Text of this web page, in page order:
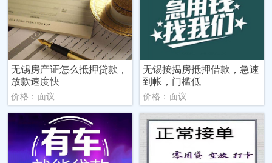
无锡房产证怎么抵押贷款，
放款速度快
价格：面议
无锡按揭房抵押借款，急速
到帐，门槛低
价格：面议